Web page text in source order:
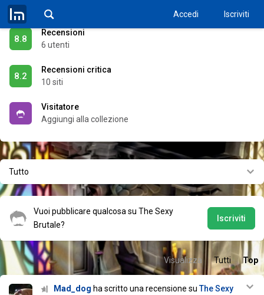
Accedi Iscriviti
8.8
Recensioni
6 utenti
8.2
Recensioni critica
10 siti
Visitatore
Aggiungi alla collezione
Tutto
Vuoi pubblicare qualcosa su The Sexy
Brutale?
Iscriviti
Visualizza Tutti Top
Mad_dog ha scritto una recensione suThe Sexy